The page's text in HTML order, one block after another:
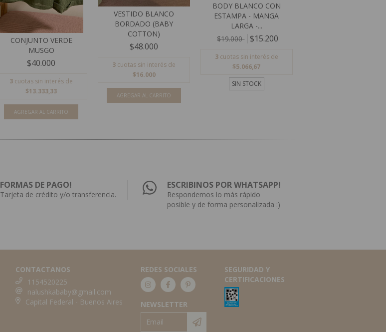
CONJUNTO VERDE
MUSGO
$40.000
3 cuotas sin interés de
$13.333,33
AGREGAR AL CARRITO
VESTIDO BLANCO
BORDADO (BABY
COTTON)
$48.000
3 cuotas sin interés de
$16.000
AGREGAR AL CARRITO
BODY BLANCO CON
ESTAMPA - MANGA
LARGA -...
$19.000
$15.200
3 cuotas sin interés de
$5.066,67
SIN STOCK
FORMAS DE PAGO!
Tarjeta de crédito y/o transferencia.
ESCRIBINOS POR WHATSAPP!
Respondemos lo más rápido
posible y de forma personalizada :)
CONTACTANOS
1154520225
nalushkababy@gmail.com
Capital Federal - Buenos Aires
REDES SOCIALES
NEWSLETTER
SEGURIDAD Y
CERTIFICACIONES